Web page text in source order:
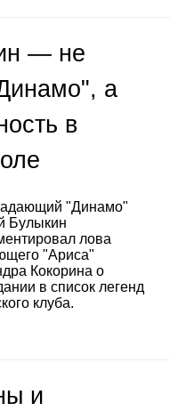
— не
а
в
"Динамо"
Булыкин
лова
"Ариса"
Кокорина о
в список легенд
клуба.
и